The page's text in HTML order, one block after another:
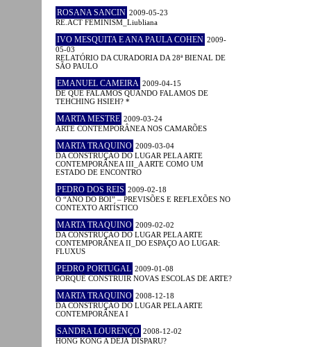
ROSANA SANCIN 2009-05-23
RE.ACT FEMINISM_Liubliana
IVO MESQUITA E ANA PAULA COHEN 2009-
05-03
RELATÓRIO DA CURADORIA DA 28ª BIENAL DE
SÃO PAULO
EMANUEL CAMEIRA 2009-04-15
DE QUE FALAMOS QUANDO FALAMOS DE
TEHCHING HSIEH? *
MARTA MESTRE 2009-03-24
ARTE CONTEMPORÂNEA NOS CAMARÕES
MARTA TRAQUINO 2009-03-04
DA CONSTRUÇÃO DO LUGAR PELA ARTE
CONTEMPORÂNEA III_A ARTE COMO UM
ESTADO DE ENCONTRO
PEDRO DOS REIS 2009-02-18
O “ANO DO BOI” – PREVISÕES E REFLEXÕES NO
CONTEXTO ARTÍSTICO
MARTA TRAQUINO 2009-02-02
DA CONSTRUÇÃO DO LUGAR PELA ARTE
CONTEMPORÂNEA II_DO ESPAÇO AO LUGAR:
FLUXUS
PEDRO PORTUGAL 2009-01-08
PORQUÊ CONSTRUIR NOVAS ESCOLAS DE ARTE?
MARTA TRAQUINO 2008-12-18
DA CONSTRUÇÃO DO LUGAR PELA ARTE
CONTEMPORÂNEA I
SANDRA LOURENÇO 2008-12-02
HONG KONG A DÉJÀ DISPARU?